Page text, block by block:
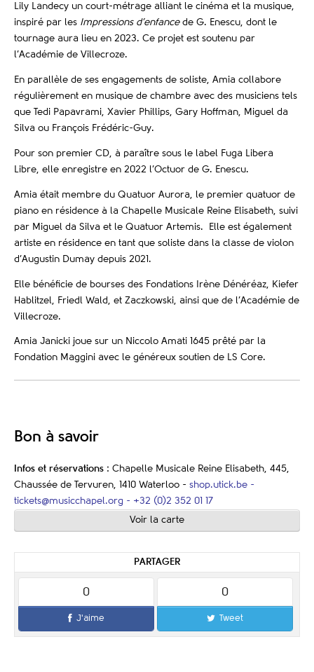
Lily Landecy un court-métrage alliant le cinéma et la musique,
inspiré par les Impressions d’enfancede G. Enescu, dont le
tournage aura lieu en 2023. Ce projet est soutenu par
l’Académie de Villecroze.
En parallèle de ses engagements de soliste, Amia collabore
régulièrement en musique de chambre avec des musiciens tels
que Tedi Papavrami, Xavier Phillips, Gary Hoffman, Miguel da
Silva ou François Frédéric-Guy.
Pour son premier CD, à paraître sous le label Fuga Libera
Libre, elle enregistre en 2022 l’Octuor de G. Enescu.
Amia était membre du Quatuor Aurora, le premier quatuor de
piano en résidence à la Chapelle Musicale Reine Elisabeth, suivi
par Miguel da Silva et le Quatuor Artemis.
Elle est également
artiste en résidence en tant que soliste dans la classe de violon
d’Augustin Dumay depuis 2021.
Elle bénéficie de bourses des Fondations Irène Dénéréaz, Kiefer
Hablitzel, Friedl Wald, et Zaczkowski, ainsi que de l’Académie de
Villecroze.
Amia Janicki joue sur un Niccolo Amati 1645 prêté par la
Fondation Maggini avec le généreux soutien de LS Core.
Bon à savoir
Infos et réservations : Chapelle Musicale Reine Elisabeth, 445,
Chaussée de Tervuren, 1410 Waterloo - shop.utick.be -
tickets@musicchapel.org - +32 (0)2 352 01 17
Voir la carte
PARTAGER
0
J'aime
0
Tweet